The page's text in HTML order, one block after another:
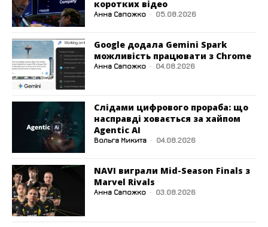
коротких відео
Анна Сапожко - 05.08.2026
Google додала Gemini Spark
можливість працювати з Chrome
Анна Сапожко - 04.08.2026
Слідами цифрового прораба: що
насправді ховається за хайпом
Agentic AI
Вольга Микита - 04.08.2026
NAVI виграли Mid-Season Finals з
Marvel Rivals
Анна Сапожко - 03.08.2026